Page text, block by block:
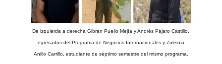
De izquierda a derecha Gibran Puello Mejía y Andrés Pájaro Castillo,
egresados del Programa de Negocios Internacionales y Zuleima
Anillo Carrillo, estudiante de séptimo semestre del mismo programa.